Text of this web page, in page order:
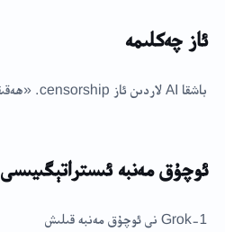
ئاز چەكلىمە
باشقا AI لاردىن ئاز censorship. «ھەقىقەتنى ئىزدەش» پرىنسىپى.
ئوچۇق مەنبە ئىستراتېگىيىسى
Grok-1 نى ئوچۇق مەنبە قىلىش